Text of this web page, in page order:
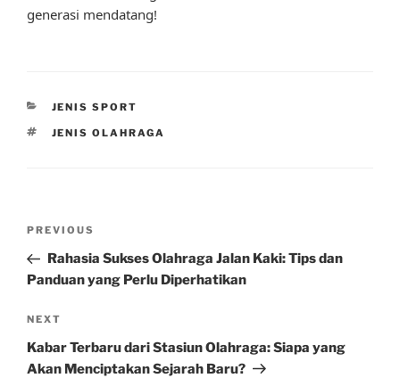
generasi mendatang!
CATEGORIES
JENIS SPORT
TAGS
JENIS OLAHRAGA
Previous
Post
PREVIOUS
Rahasia Sukses Olahraga Jalan Kaki: Tips dan
Panduan yang Perlu Diperhatikan
Next
Post
NEXT
Kabar Terbaru dari Stasiun Olahraga: Siapa yang
Akan Menciptakan Sejarah Baru?